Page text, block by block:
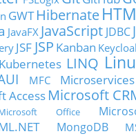
GWT Hibernate
JavaFX JavaScript JDBC
JSF JSP Kanban
Kubernetes LINQ
MFC Microservices
Access Microsoft
Office
MongoDB